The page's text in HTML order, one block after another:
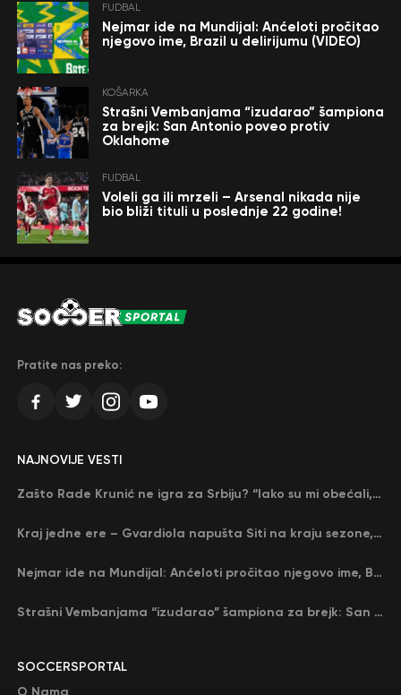
FUDBAL
Nejmar ide na Mundijal: Anćeloti pročitao
njegovo ime, Brazil u delirijumu (VIDEO)
KOŠARKA
Strašni Vembanjama “izudarao” šampiona
za brejk: San Antonio poveo protiv
Oklahome
FUDBAL
Voleli ga ili mrzeli – Arsenal nikada nije
bio bliži tituli u poslednje 22 godine!
Pratite nas preko:
SOCCERSPORTAL
NAJNOVIJE VESTI
Zašto Rade Krunić ne igra za Srbiju? “Iako su mi obećali, niko me nije zvao…”
Kraj jedne ere – Gvardiola napušta Siti na kraju sezone, menja ga njegov nekadašnji rival
Nejmar ide na Mundijal: Anćeloti pročitao njegovo ime, Brazil u delirijumu (VIDEO)
Strašni Vembanjama “izudarao” šampiona za brejk: San Antonio poveo protiv Oklahome